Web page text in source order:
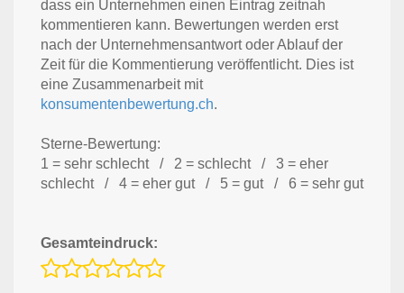
dass ein Unternehmen einen Eintrag zeitnah
kommentieren kann. Bewertungen werden erst
nach der Unternehmensantwort oder Ablauf der
Zeit für die Kommentierung veröffentlicht. Dies ist
eine Zusammenarbeit mit
konsumentenbewertung.ch.
Sterne-Bewertung:
1 = sehr schlecht / 2 = schlecht / 3 = eher
schlecht / 4 = eher gut / 5 = gut / 6 = sehr gut
Gesamteindruck: